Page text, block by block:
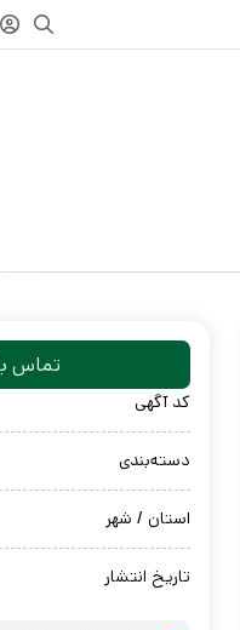
تماس
کد آگهی
دسته‌بندی
استان / شهر
تاریخ انتشار